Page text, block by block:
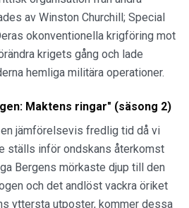
av Winston Churchill; Special
okonventionella krigföring mot
krigets gång och lade
hemliga militära operationer.
Maktens ringar" (säsong 2)
jämförelsevis fredlig tid då vi
ställs inför ondskans återkomst
Bergens mörkaste djup till den
och det andlöst vackra öriket
yttersta utposter, kommer dessa